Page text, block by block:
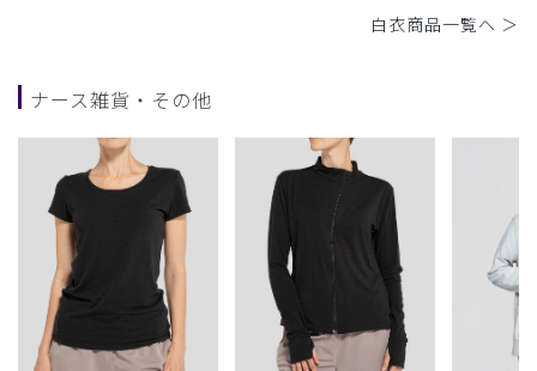
白衣商品一覧へ ＞
ナース雑貨・その他